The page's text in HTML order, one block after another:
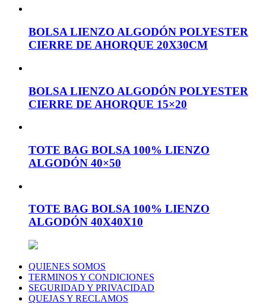
BOLSA LIENZO ALGODÓN POLYESTER
CIERRE DE AHORQUE 20X30CM
BOLSA LIENZO ALGODÓN POLYESTER
CIERRE DE AHORQUE 15×20
TOTE BAG BOLSA 100% LIENZO
ALGODÓN 40×50
TOTE BAG BOLSA 100% LIENZO
ALGODÓN 40X40X10
QUIENES SOMOS
TERMINOS Y CONDICIONES
SEGURIDAD Y PRIVACIDAD
QUEJAS Y RECLAMOS